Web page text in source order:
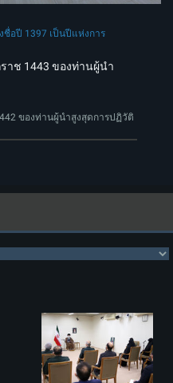
อปี 1397 เป็นปีแห่งการ
าช 1443 ของท่านผู้นำ
ของท่านผู้นำสูงสุดการปฏิวัติ